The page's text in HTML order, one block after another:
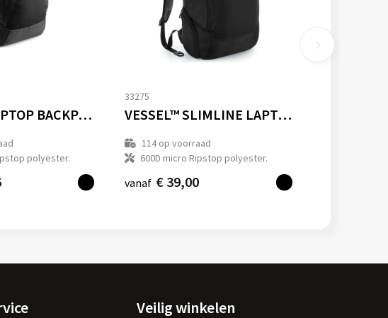
VESSEL™ LAPTOP BACKPACK
polyester.
33275
VESSEL™ SLIMLINE LAPTOP BACKPACK
114op voorraad
600D micro Ripstop polyester.
vanaf € 39,00
Veilig winkelen